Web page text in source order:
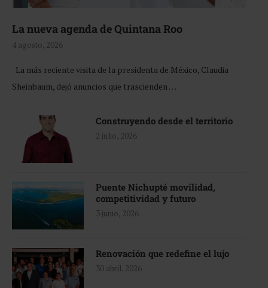
La nueva agenda de Quintana Roo
4 agosto, 2026
La más reciente visita de la presidenta de México, Claudia
Sheinbaum, dejó anuncios que trascienden …
Construyendo desde el territorio
2 julio, 2026
Puente Nichupté movilidad,
competitividad y futuro
3 junio, 2026
Renovación que redefine el lujo
30 abril, 2026